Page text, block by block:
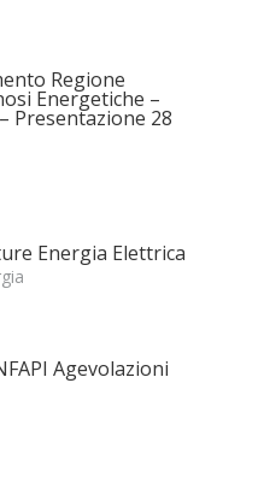
Regione
Energetiche –
Presentazione 28
Energia Elettrica
Agevolazioni